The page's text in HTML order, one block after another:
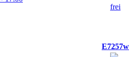
E7257w